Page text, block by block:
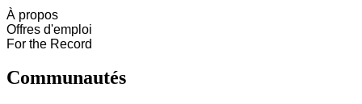
À propos
Offres d'emploi
For the Record
Communautés